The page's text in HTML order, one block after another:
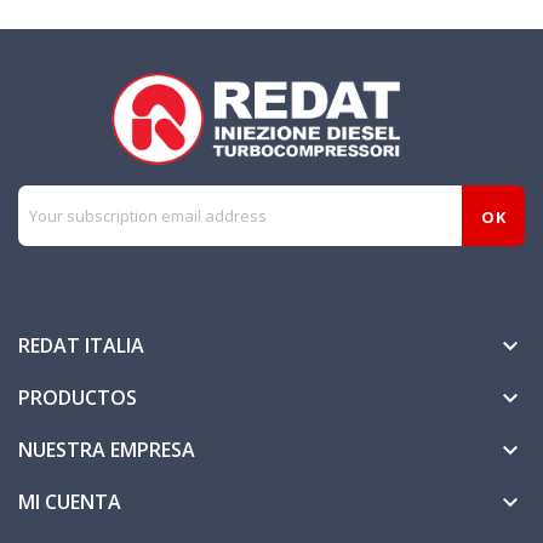
REDAT ITALIA 
PRODUCTOS 
NUESTRA EMPRESA 
MI CUENTA 